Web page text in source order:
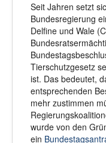
Seit Jahren setzt
Bundesregierung
Delfine und Wale
Tierschutzgesetz
ist. Das bedeutet,
entsprechenden
mehr zustimmen
wurde von den
ein